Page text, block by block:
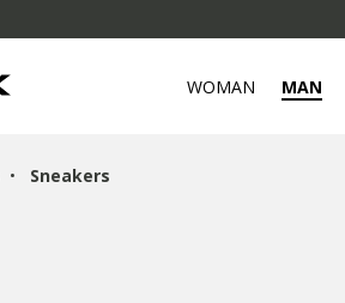
WOMAN MAN
Sneakers